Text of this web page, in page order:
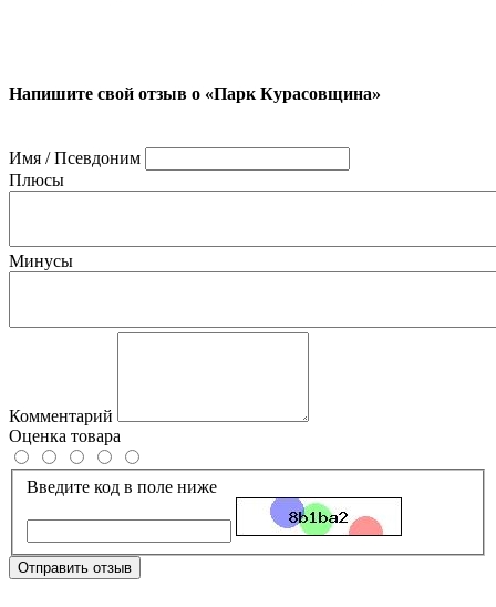
Напишите свой отзыв о «Парк Курасовщина»
Имя / Псевдоним
Плюсы
Минусы
Комментарий
Оценка товара
Введите код в поле ниже
Отправить отзыв